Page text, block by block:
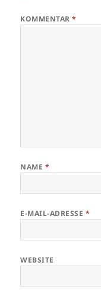
KOMMENTAR*
NAME *
E-MAIL-ADRESSE *
WEBSITE